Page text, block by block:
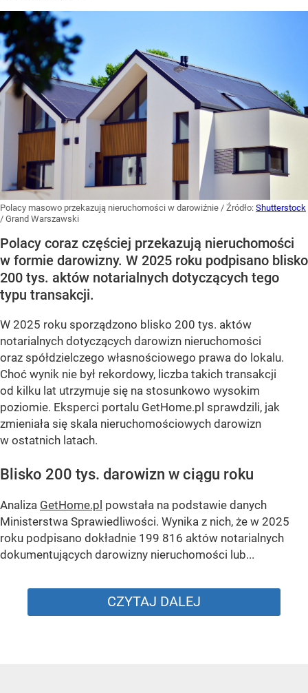
Polacy masowo przekazują nieruchomości w darowiźnie / Źródło: Shutterstock
/ Grand Warszawski
Polacy coraz częściej przekazują nieruchomości
w formie darowizny. W 2025 roku podpisano blisko
200 tys. aktów notarialnych dotyczących tego
typu transakcji.
W 2025 roku sporządzono blisko 200 tys. aktów
notarialnych dotyczących darowizn nieruchomości
oraz spółdzielczego własnościowego prawa do lokalu.
Choć wynik nie był rekordowy, liczba takich transakcji
od kilku lat utrzymuje się na stosunkowo wysokim
poziomie. Eksperci portalu GetHome.pl sprawdzili, jak
zmieniała się skala nieruchomościowych darowizn
w ostatnich latach.
Blisko 200 tys. darowizn w ciągu roku
Analiza GetHome.pl powstała na podstawie danych
Ministerstwa Sprawiedliwości. Wynika z nich, że w 2025
roku podpisano dokładnie 199 816 aktów notarialnych
dokumentujących darowizny nieruchomości lub...
CZYTAJ DALEJ